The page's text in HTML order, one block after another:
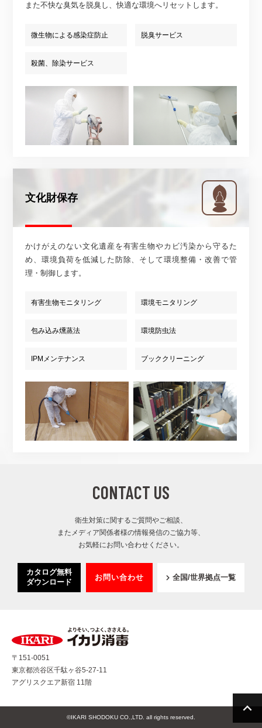
また不快な臭気を脱臭し、快適な環境へリセットします。
微生物による感染症防止 脱臭サービス
殺菌、除染サービス
文化財保存
かけがえのない文化遺産を有害生物やカビ汚染から守るた
め、環境負荷を低減した防除、そして環境整備・改善で管
理・制御します。
有害生物モニタリング 環境モニタリング
包み込み燻蒸法 環境防虫法
IPMメンテナンス ブッククリーニング
CONTACT US
衛生対策に関するご質問やご相談、
またメディア関係者様の情報発信のご協力等、
お気軽にお問い合わせください。
カタログ無料
ダウンロード
お問い合わせ 全国/世界拠点一覧
〒151-0051
東京都渋谷区千駄ヶ谷5-27-11
アグリスクエア新宿 11階
©IKARI SHODOKU CO.,LTD. all rights reserved.